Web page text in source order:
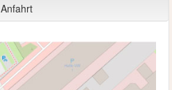
Anfahrt